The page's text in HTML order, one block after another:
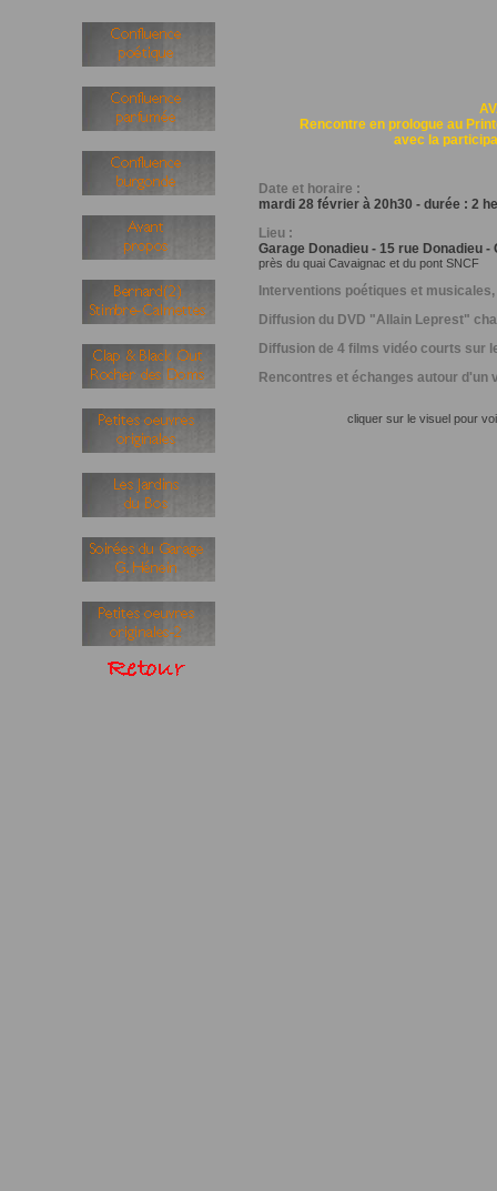
Rencontre en prologue au
avec la
Date et horaire :
mardi 28 février à 20h30 - durée : 2
Lieu :
Garage Donadieu - 15 rue Donadieu -
près du quai Cavaignac et du pont SNCF
Interventions poétiques et
Diffusion du DVD "Allain Leprest"
Diffusion de 4 films vidéo courts sur
Rencontres et échanges autour d'un
cliquer sur le visuel pour